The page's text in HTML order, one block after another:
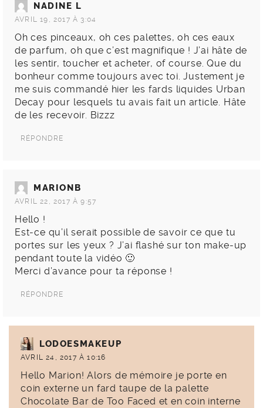
NADINE L
AVRIL 19, 2017 À 3:04
Oh ces pinceaux, oh ces palettes, oh ces eaux
de parfum, oh que c’est magnifique ! J’ai hâte de
les sentir, toucher et acheter, of course. Que du
bonheur comme toujours avec toi. Justement je
me suis commandé hier les fards liquides Urban
Decay pour lesquels tu avais fait un article. Hâte
de les recevoir. Bizzz
RÉPONDRE
MARIONB
AVRIL 22, 2017 À 9:57
Hello !
Est-ce qu’il serait possible de savoir ce que tu
portes sur les yeux ? J’ai flashé sur ton make-up
pendant toute la vidéo 🙂
Merci d’avance pour ta réponse !
RÉPONDRE
LODOESMAKEUP
AVRIL 24, 2017 À 10:16
Hello Marion! Alors de mémoire je porte en
coin externe un fard taupe de la palette
Chocolate Bar de Too Faced et en coin interne